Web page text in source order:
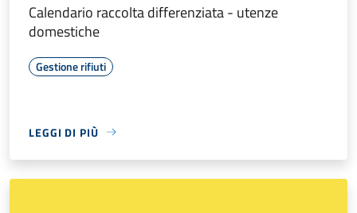
Calendario raccolta differenziata - utenze
domestiche
Gestione rifiuti
LEGGI DI PIÙ